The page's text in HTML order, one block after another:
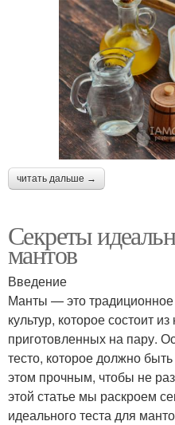
читать дальше →
Секреты
мантов
Введение
Манты — это
культур, которое состоит
приготовленных на пару.
тесто, которое должно
этом прочным, чтобы не
этой статье мы раскроем
идеального теста для